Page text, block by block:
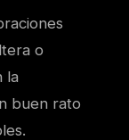
o
la
buen rato